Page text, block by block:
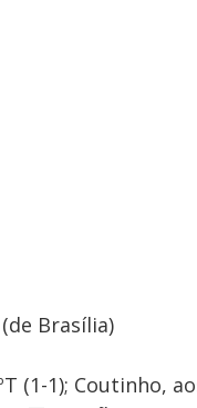
Brasília)
(1-1); Coutinho,